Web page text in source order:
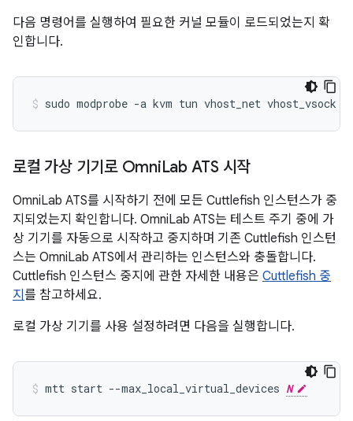
다음 명령어를 실행하여 필요한 커널 모듈이 로드되었는지 확
인합니다.
sudo modprobe -a kvm tun vhost_net vhost_vsock
로컬 가상 기기로 OmniLab ATS 시작
OmniLab ATS를 시작하기 전에 모든 Cuttlefish 인스턴스가 중
지되었는지 확인합니다. OmniLab ATS는 테스트 주기 중에 가
상 기기를 자동으로 시작하고 중지하며 기존 Cuttlefish 인스턴
스는 OmniLab ATS에서 관리하는 인스턴스와 충돌합니다.
Cuttlefish 인스턴스 중지에 관한 자세한 내용은 Cuttlefish 중
지 를 참고하세요.
로컬 가상 기기를 사용 설정하려면 다음을 실행합니다.
mtt start --max_local_virtual_devices N